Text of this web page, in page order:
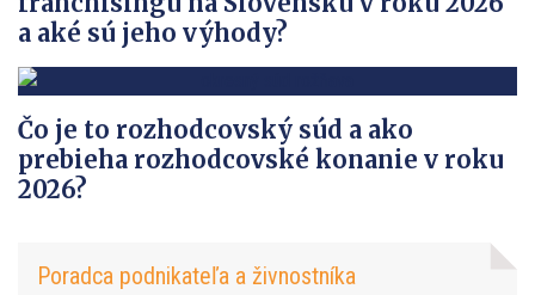
a aké sú jeho výhody?
Čo je to rozhodcovský súd a ako
prebieha rozhodcovské konanie v roku
2026?
Poradca podnikateľa a živnostníka